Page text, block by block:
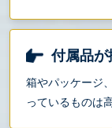
付属品が
箱やパッケージ
っているものは